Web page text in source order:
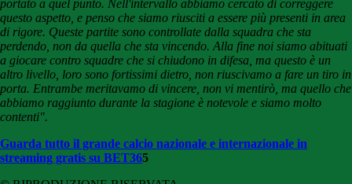
portato a quel punto. Nell'intervallo abbiamo cercato di correggere
questo aspetto, e penso che siamo riusciti a essere più presenti in area
di rigore. Queste partite sono controllate dalla squadra che sta
perdendo, non da quella che sta vincendo. Alla fine noi siamo abituati
a giocare contro squadre che si chiudono in difesa, ma questo è un
altro livello, loro sono fortissimi dietro, non riuscivamo a fare un tiro in
porta. Entrambe meritavamo di vincere, non vi mentirò, ma quello che
abbiamo raggiunto durante la stagione è notevole e siamo molto
contenti".
Guarda tutto il grande calcio nazionale e internazionale in
streaming gratis su BET365